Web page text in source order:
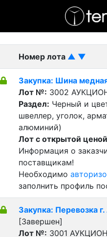
-
Номер лота ▲ ▼
Закупка: Шина
Лот №: 3002
Раздел: Черный и
швеллер, уголок,
алюминий)
Лот с открытой ценой
Информация о
поставщикам!
Необходимо
заполнить профиль
Закупка: Перевозка
[Завершен]
Лот №: 3001 АУКЦИОН